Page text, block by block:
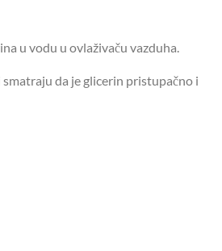
u vodu u ovlaživaču vazduha.
da je glicerin pristupačno i